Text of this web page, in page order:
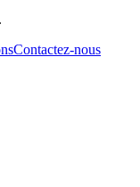
Contactez-nous